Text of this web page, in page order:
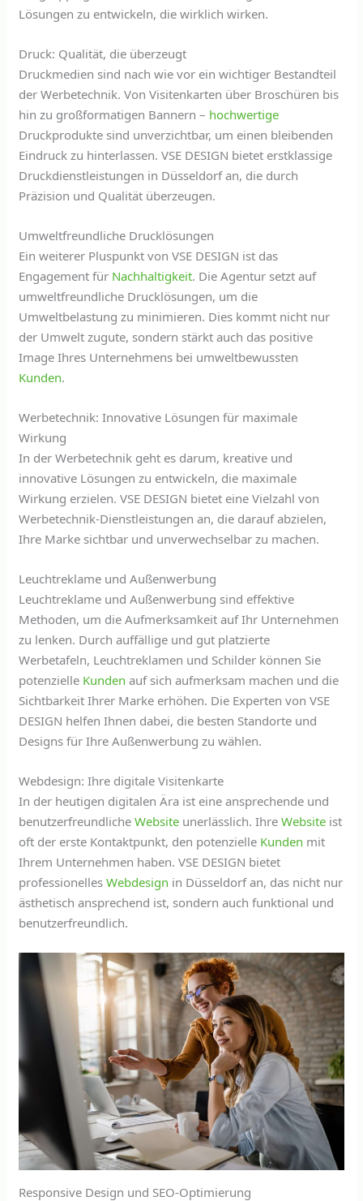
Lösungen zu entwickeln, die wirklich wirken.
Druck: Qualität, die überzeugt
Druckmedien sind nach wie vor ein wichtiger Bestandteil
der Werbetechnik. Von Visitenkarten über Broschüren bis
hin zu großformatigen Bannern – hochwertige
Druckprodukte sind unverzichtbar, um einen bleibenden
Eindruck zu hinterlassen. VSE DESIGN bietet erstklassige
Druckdienstleistungen in Düsseldorf an, die durch
Präzision und Qualität überzeugen.
Umweltfreundliche Drucklösungen
Ein weiterer Pluspunkt von VSE DESIGN ist das
Engagement für Nachhaltigkeit. Die Agentur setzt auf
umweltfreundliche Drucklösungen, um die
Umweltbelastung zu minimieren. Dies kommt nicht nur
der Umwelt zugute, sondern stärkt auch das positive
Image Ihres Unternehmens bei umweltbewussten
Kunden.
Werbetechnik: Innovative Lösungen für maximale
Wirkung
In der Werbetechnik geht es darum, kreative und
innovative Lösungen zu entwickeln, die maximale
Wirkung erzielen. VSE DESIGN bietet eine Vielzahl von
Werbetechnik-Dienstleistungen an, die darauf abzielen,
Ihre Marke sichtbar und unverwechselbar zu machen.
Leuchtreklame und Außenwerbung
Leuchtreklame und Außenwerbung sind effektive
Methoden, um die Aufmerksamkeit auf Ihr Unternehmen
zu lenken. Durch auffällige und gut platzierte
Werbetafeln, Leuchtreklamen und Schilder können Sie
potenzielle Kunden auf sich aufmerksam machen und die
Sichtbarkeit Ihrer Marke erhöhen. Die Experten von VSE
DESIGN helfen Ihnen dabei, die besten Standorte und
Designs für Ihre Außenwerbung zu wählen.
Webdesign: Ihre digitale Visitenkarte
In der heutigen digitalen Ära ist eine ansprechende und
benutzerfreundlicheWebsite unerlässlich. IhreWebsite ist
oft der erste Kontaktpunkt, den potenzielle Kunden mit
Ihrem Unternehmen haben. VSE DESIGN bietet
professionellesWebdesign in Düsseldorf an, das nicht nur
ästhetisch ansprechend ist, sondern auch funktional und
benutzerfreundlich.
Responsive Design und SEO-Optimierung